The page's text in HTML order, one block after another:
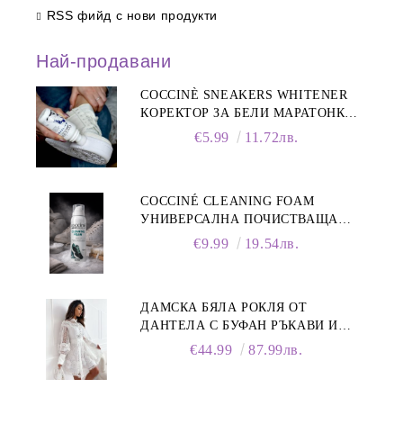
RSS фийд с нови продукти
Най-продавани
COCCINÈ SNEAKERS WHITENER
КОРЕКТОР ЗА БЕЛИ МАРАТОНКИ,
€5.99 11.72лв.
COCCINÉ CLEANING FOAM
УНИВЕРСАЛНА ПОЧИСТВАЩА
ПЯНА ЗА ОБУВКИ, 150 МЛ
€9.99 19.54лв.
ДАМСКА БЯЛА РОКЛЯ ОТ
ДАНТЕЛА С БУФАН РЪКАВИ И
€44.99 87.99лв.